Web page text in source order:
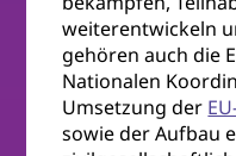
weiterentwickeln
gehören auch die
Nationalen
Umsetzung der
sowie der Aufbau